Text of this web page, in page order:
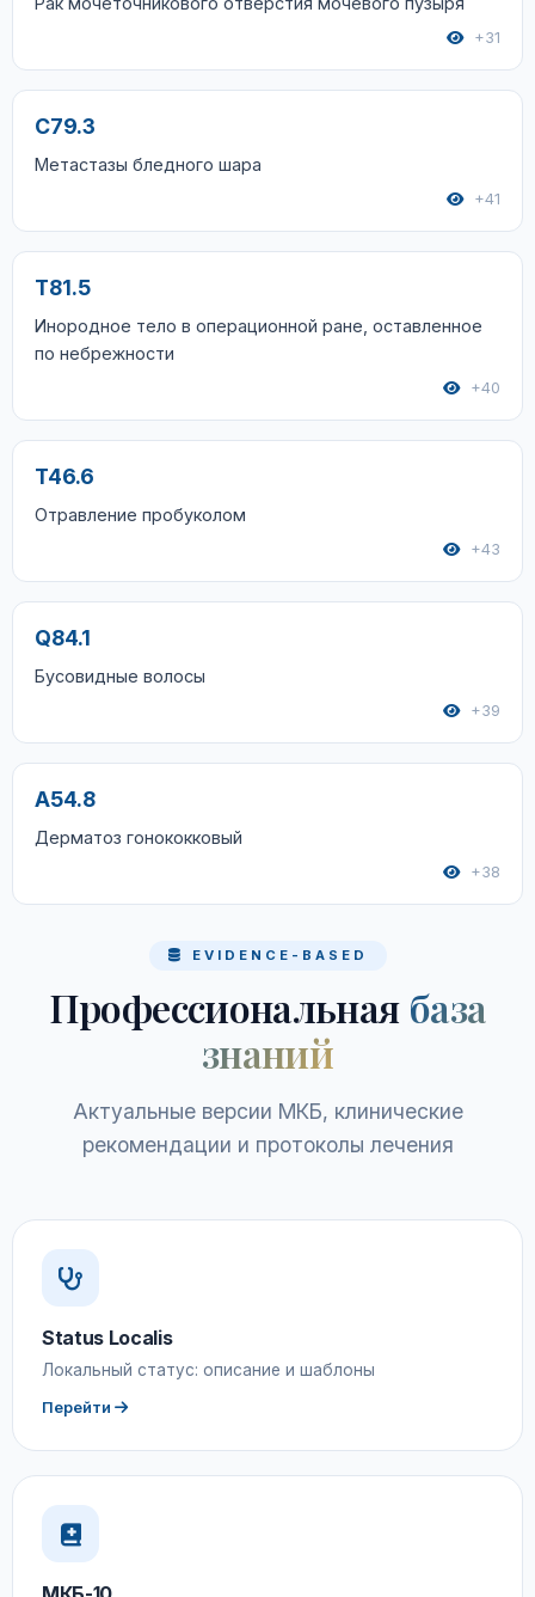
+31
C79.3
Метастазы бледного шара
+41
T81.5
Инородное тело в операционной ране, оставленное
по небрежности
+40
T46.6
Отравление пробуколом
+43
Q84.1
Бусовидные волосы
+39
A54.8
Дерматоз гонококковый
+38
EVIDENCE-BASED
Профессиональная база
знаний
Актуальные версии МКБ, клинические
рекомендации и протоколы лечения
Status Localis
Локальный статус: описание и шаблоны
Перейти